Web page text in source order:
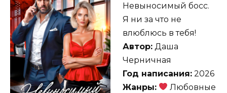
Невыносимый босс.
Я ни за что не
влюблюсь в тебя!
Автор: Даша
Черничная
Год написания: 2026
Жанры:
Любовные